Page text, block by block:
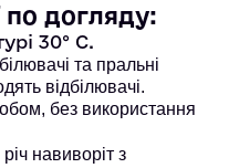
по догляду:
30° С.
та пральні
відбілювачі.
без використання
навиворіт з